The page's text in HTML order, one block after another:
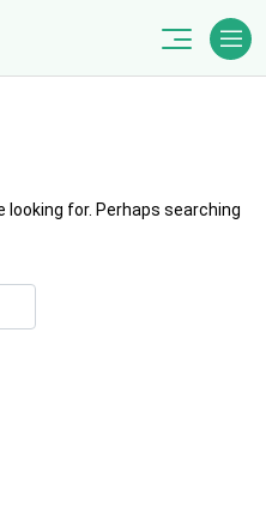
looking for. Perhaps searching